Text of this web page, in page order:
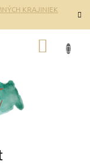
KRAJINIEK